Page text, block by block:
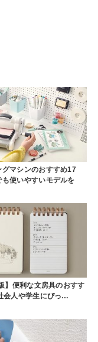
グマシンのおすすめ17
も使いやすいモデルを
】便利な文房具のおすす
会人や学生にぴっ…